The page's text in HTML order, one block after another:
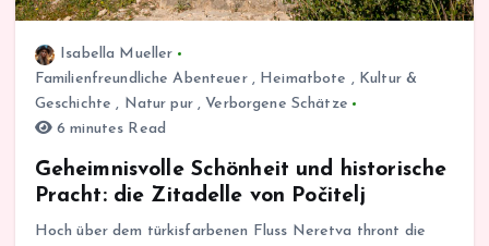
Isabella Mueller
Familienfreundliche Abenteuer, Heimatbote , Kultur &
Geschichte , Natur pur, Verborgene Schätze
6 minutes Read
Geheimnisvolle Schönheit und historische
Pracht: die Zitadelle von Počitelj
Hoch über dem türkisfarbenen Fluss Neretva thront die